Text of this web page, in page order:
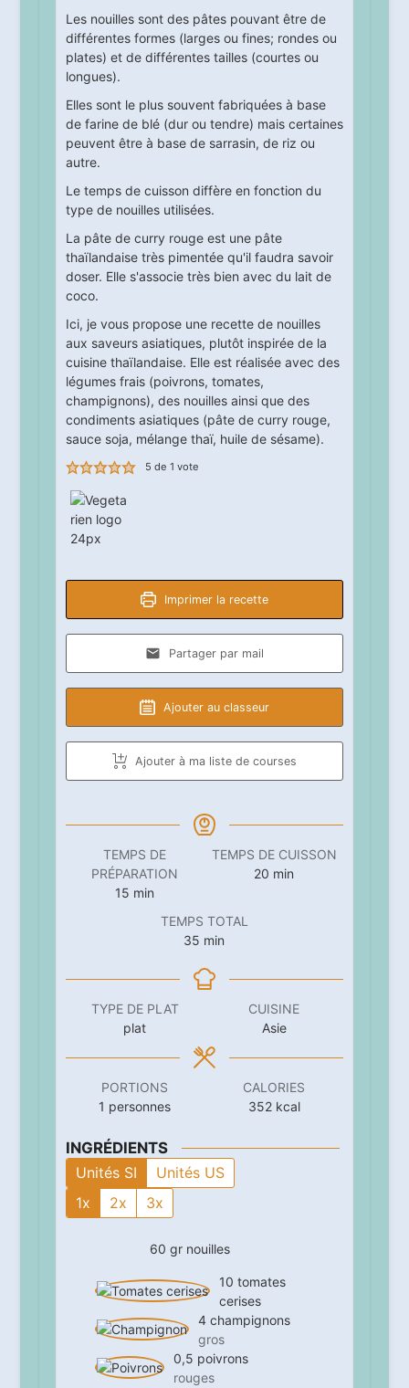
Les nouilles sont des pâtes pouvant être de
différentes formes (larges ou fines; rondes ou
plates) et de différentes tailles (courtes ou
longues).
Elles sont le plus souvent fabriquées à base
de farine de blé (dur ou tendre) mais certaines
peuvent être à base de sarrasin, de riz ou
autre.
Le temps de cuisson diffère en fonction du
type de nouilles utilisées.
La pâte de curry rouge est une pâte
thaïlandaise très pimentée qu'il faudra savoir
doser. Elle s'associe très bien avec du lait de
coco.
Ici, je vous propose une recette de nouilles
aux saveurs asiatiques, plutôt inspirée de la
cuisine thaïlandaise. Elle est réalisée avec des
légumes frais (poivrons, tomates,
champignons), des nouilles ainsi que des
condiments asiatiques (pâte de curry rouge,
sauce soja, mélange thaï, huile de sésame).
5 de 1 vote
Imprimer la recette
Partager par mail
Ajouter au classeur
Ajouter à ma liste de courses
TEMPS DE
PRÉPARATION
15 minutes
min
TEMPS DE CUISSON
20 minutes
min
TEMPS TOTAL
35 minutes
min
TYPE DE PLAT
plat
CUISINE
Asie
PORTIONS
1 personnes
CALORIES
352 kcal
INGRÉDIENTS
Unités SI
Unités US
1x
2x 3x
60 gr nouilles
10 tomates
cerises
4 champignons
gros
0,5 poivrons
rouges